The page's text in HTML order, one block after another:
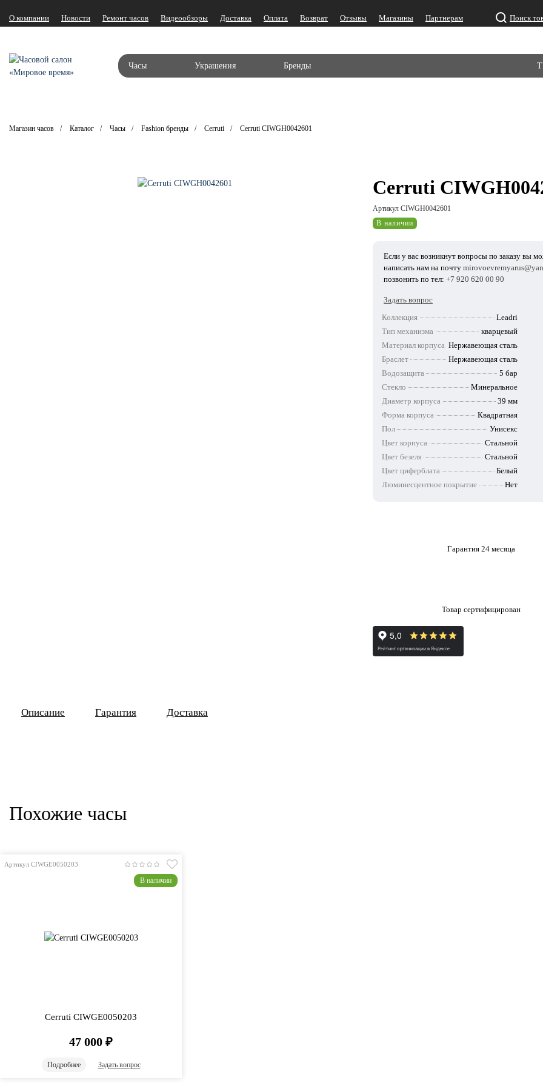
О компании Новости Ремонт часов Видеообзоры Доставка Оплата Возврат Отзывы Магазины Партнерам Поиск
Часы Украшения Бренды
Магазин часов Каталог Часы Fashion бренды Cerruti Cerruti CIWGH0042601
Cerruti
Артикул CIWGH0042601
В наличии
Если у вас возникнут вопросы по заказу вы
написать нам на почту
позвонить по тел: +7 920 620 00 90
Задать вопрос
Коллекция
Leadri
Тип механизма
кварцевый
Материал корпуса Нержавеющая сталь
Браслет
Нержавеющая сталь
Водозащита
5 бар
Стекло
Минеральное
Диаметр корпуса
39 мм
Форма корпуса
Квадратная
Пол
Унисекс
Цвет корпуса
Стальной
Цвет безеля
Стальной
Цвет циферблата
Белый
Люминесцентное покрытие
Нет
Гарантия 24 месяца
Товар сертифицирован
Описание Гарантия Доставка
Похожие часы
Артикул CIWGE0050203
В наличии
Cerruti CIWGE0050203
47 000 ₽
Подробнее Задать вопрос